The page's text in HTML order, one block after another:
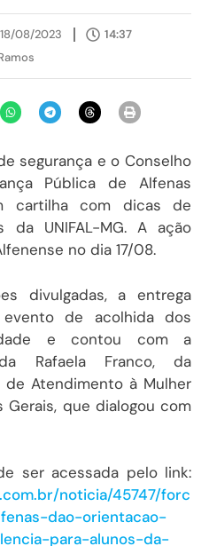
18/08/2023
14:37
segurança e o Conselho
Pública de Alfenas
cartilha com dicas de
UNIFAL-MG. A ação
no dia 17/08.
divulgadas, a entrega
de acolhida dos
e contou com a
Rafaela Franco, da
de Atendimento à Mulher
Gerais, que dialogou com
ser acessada pelo link:
noticia/45747/forc
dao-orientacao-
para-alunos-da-